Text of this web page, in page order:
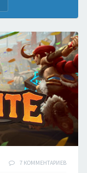
7 КОММЕНТАРИЕВ